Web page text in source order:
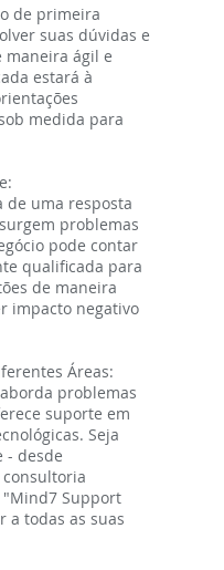
de primeira
suas dúvidas e
maneira ágil e
estará à
medida para
de uma resposta
problemas
pode contar
qualificada para
de maneira
impacto negativo
Áreas:
problemas
suporte em
Seja
- desde
"Mind7 Support
a todas as suas